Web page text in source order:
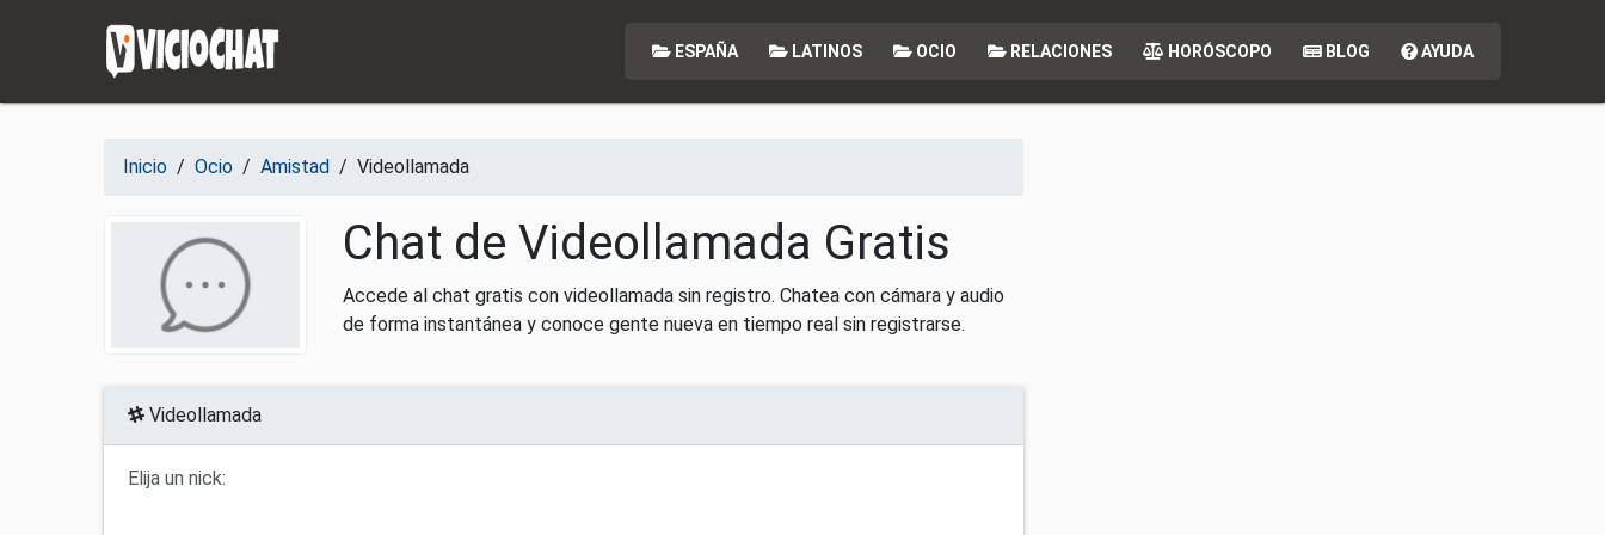
ESPAÑA LATINOS OCIO RELACIONES HORÓSCOPO BLOG AYUDA
Inicio / Ocio / Amistad / Videollamada
Chat de Videollamada Gratis
Accede al chat gratis con videollamada sin registro. Chatea con cámara y audio
de forma instantánea y conoce gente nueva en tiempo real sin registrarse.
Videollamada
Elija un nick: